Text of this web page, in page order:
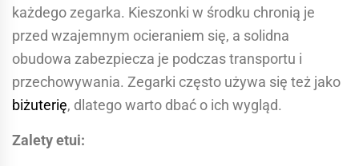
każdego zegarka. Kieszonki w środku chronią je
przed wzajemnym ocieraniem się, a solidna
obudowa zabezpiecza je podczas transportu i
przechowywania. Zegarki często używa się też jako
biżuterię, dlatego warto dbać o ich wygląd.
Zalety etui: